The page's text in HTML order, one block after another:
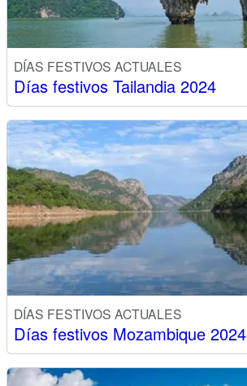
DÍAS FESTIVOS ACTUALES
Días festivos Tailandia 2024
DÍAS FESTIVOS ACTUALES
Días festivos Mozambique 2024